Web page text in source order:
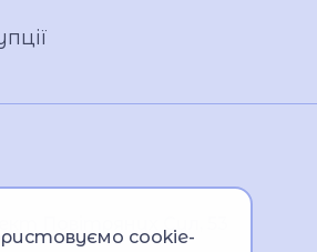
Повітряних Сил, 53
cookie-